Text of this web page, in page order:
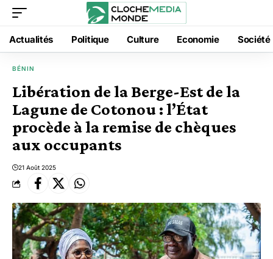
Actualités Politique Culture Economie Société
BÉNIN
Libération de la Berge-Est de la
Lagune de Cotonou : l’État
procède à la remise de chèques
aux occupants
21 Août 2025